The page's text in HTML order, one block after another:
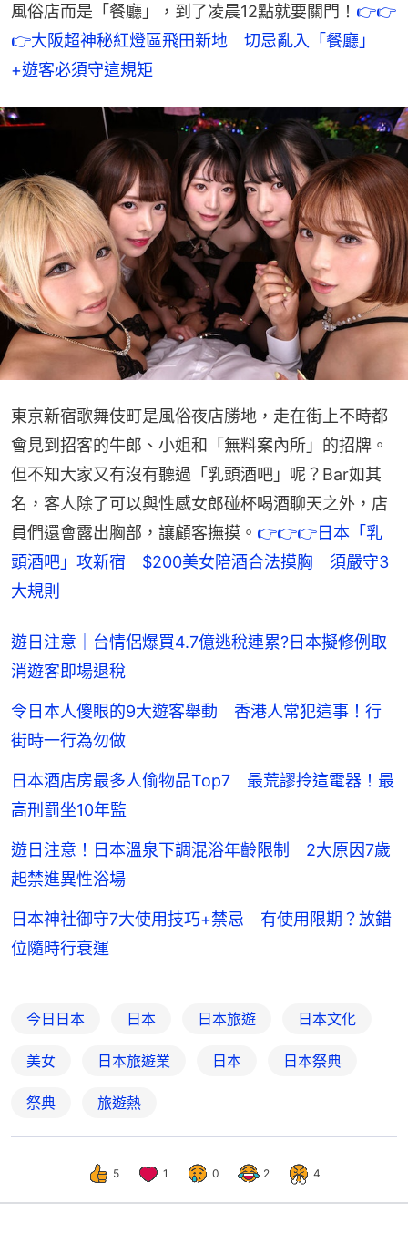
風俗店而是「餐廳」，到了凌晨12點就要關門！ 👉👉
👉大阪超神秘紅燈區飛田新地　切忌亂入「餐廳」
+遊客必須守這規矩
東京新宿歌舞伎町是風俗夜店勝地，走在街上不時都
會見到招客的牛郎、小姐和「無料案內所」的招牌。
但不知大家又有沒有聽過「乳頭酒吧」呢？Bar如其
名，客人除了可以與性感女郎碰杯喝酒聊天之外，店
員們還會露出胸部，讓顧客撫摸。 👉👉👉日本「乳
頭酒吧」攻新宿　$200美女陪酒合法摸胸　須嚴守3
大規則
遊日注意｜台情侶爆買4.7億逃稅連累?日本擬修例取
消遊客即場退稅
令日本人傻眼的9大遊客舉動 香港人常犯這事！行
街時一行為勿做
日本酒店房最多人偷物品Top7 最荒謬拎這電器！最
高刑罰坐10年監
遊日注意！日本溫泉下調混浴年齡限制 2大原因7歲
起禁進異性浴場
日本神社御守7大使用技巧+禁忌 有使用限期？放錯
位隨時行衰運
今日日本 日本 日本旅遊 日本文化
美女 日本旅遊業 日本 日本祭典
祭典 旅遊熱
5 1 0 2 4